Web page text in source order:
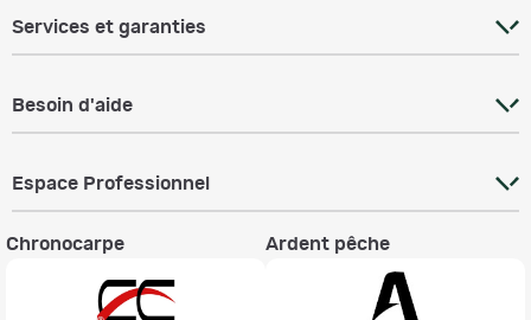
Services et garanties
Besoin d'aide
Espace Professionnel
Chronocarpe Ardent pêche